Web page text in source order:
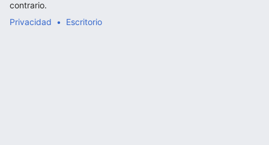
contrario.
Privacidad
Escritorio